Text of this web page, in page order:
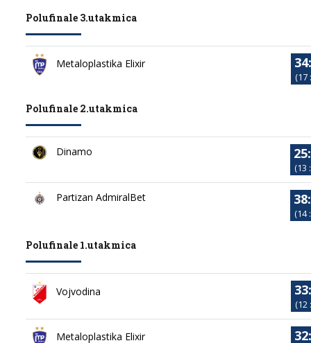
Polufinale 3.utakmica
Metaloplastika Elixir
(17
Polufinale 2.utakmica
Dinamo
(13
Partizan AdmiralBet
(14
Polufinale 1.utakmica
Vojvodina
(12
Metaloplastika Elixir